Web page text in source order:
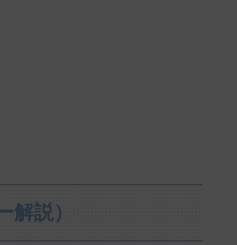
説）